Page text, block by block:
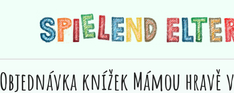
Objednávka knížek Mámou hravě v